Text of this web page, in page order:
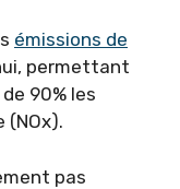
émissions de
permettant
90% les
pas